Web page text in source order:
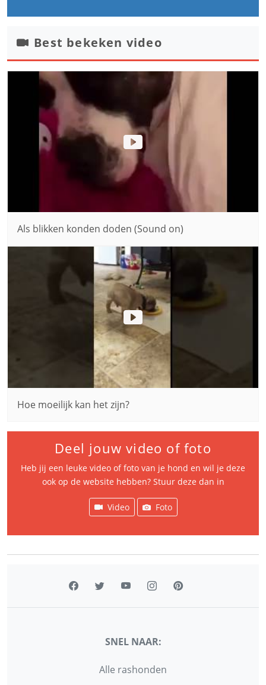
Best bekeken video
Als blikken konden doden (Sound on)
Hoe moeilijk kan het zijn?
Deel jouw video of foto
Heb jij een leuke video of foto van je hond en wil je deze
ook op de website hebben? Stuur deze dan in
Video Foto
SNEL NAAR:
Alle rashonden